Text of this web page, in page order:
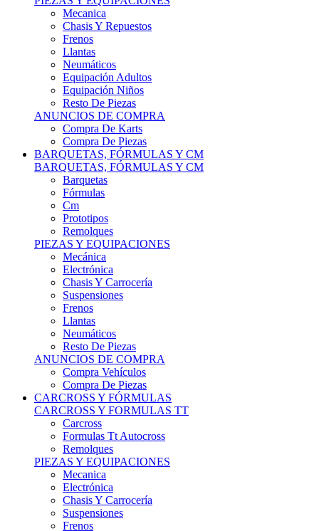
Mecanica
Chasis Y Repuestos
Frenos
Llantas
Neumáticos
Equipación Adultos
Equipación Niños
Resto De Piezas
ANUNCIOS DE COMPRA
Compra De Karts
Compra De Piezas
BARQUETAS, FÓRMULAS Y CM
BARQUETAS, FÓRMULAS Y CM
Barquetas
Fórmulas
Cm
Prototipos
Remolques
PIEZAS Y EQUIPACIONES
Mecánica
Electrónica
Chasis Y Carrocería
Suspensiones
Frenos
Llantas
Neumáticos
Resto De Piezas
ANUNCIOS DE COMPRA
Compra Vehículos
Compra De Piezas
CARCROSS Y FÓRMULAS
CARCROSS Y FORMULAS TT
Carcross
Formulas Tt Autocross
Remolques
PIEZAS Y EQUIPACIONES
Mecanica
Electrónica
Chasis Y Carrocería
Suspensiones
Frenos